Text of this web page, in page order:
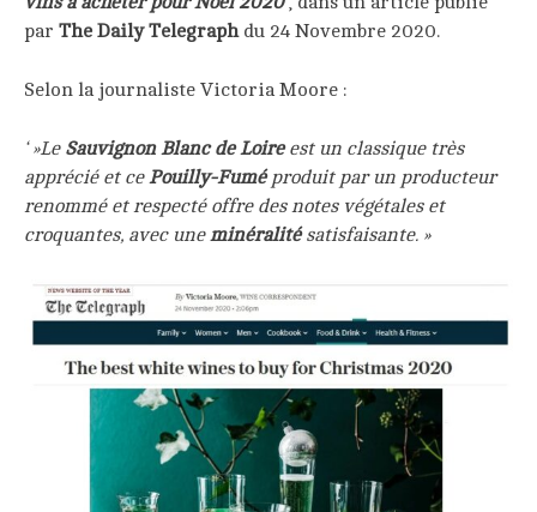
par The Daily Telegraphdu 24 Novembre 2020.
Selon la journaliste Victoria Moore :
‘ »LeSauvignon Blanc de Loireest un classique très
apprécié et cePouilly-Fuméproduit par un producteur
renommé et respecté offre des notes végétales et
croquantes, avec uneminéralitésatisfaisante. »